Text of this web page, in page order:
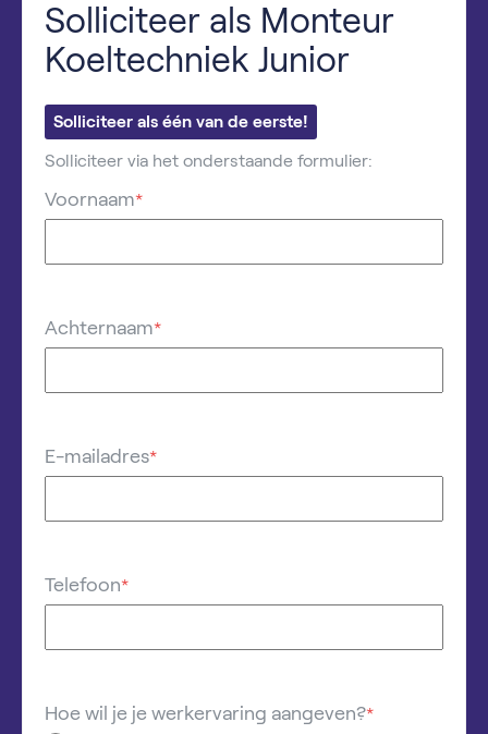
Solliciteer als Monteur
Koeltechniek Junior
Solliciteer als één van de eerste!
Solliciteer via het onderstaande formulier:
Voornaam*
Achternaam*
E-mailadres*
Telefoon*
Hoe wil je je werkervaring aangeven?*